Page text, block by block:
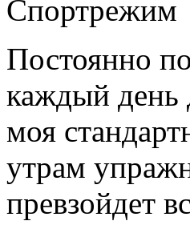
Спортрежим
Постоянно
каждый
моя
утрам
превзойдет